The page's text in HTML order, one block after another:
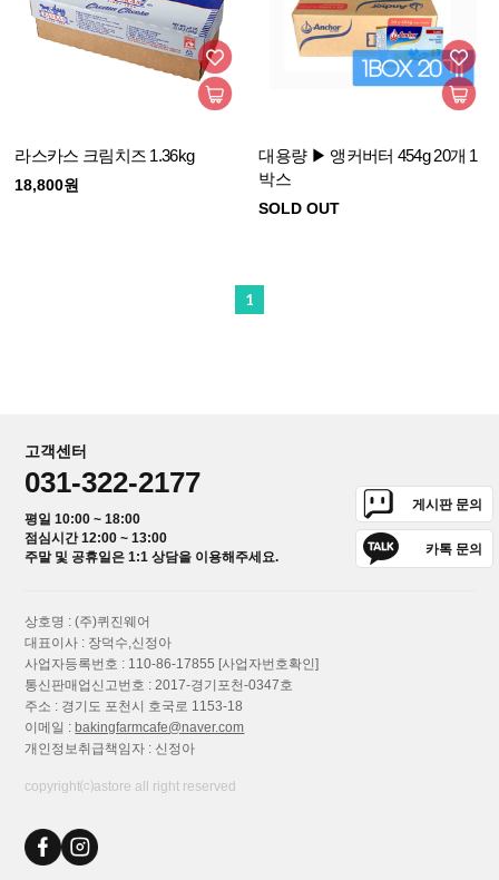
라스카스 크림치즈 1.36kg
18,800원
대용량 ▶ 앵커버터 454g 20개 1
박스
SOLD OUT
1
고객센터
031-322-2177
평일 10:00 ~ 18:00
점심시간 12:00 ~ 13:00
주말 및 공휴일은 1:1 상담을 이용해주세요.
게시판 문의
카톡 문의
상호명 : (주)퀴진웨어
대표이사 : 장덕수,신정아
사업자등록번호 : 110-86-17855 [사업자번호확인]
통신판매업신고번호 : 2017-경기포천-0347호
주소 : 경기도 포천시 호국로 1153-18
이메일 : bakingfarmcafe@naver.com
개인정보취급책임자 : 신정아
copyright⒞astore all right reserved